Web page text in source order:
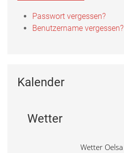
Passwort vergessen?
Benutzername vergessen?
Kalender
Wetter
Wetter Oelsa